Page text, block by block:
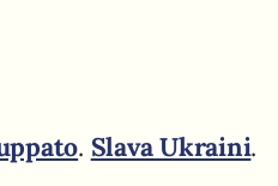
. Slava Ukraini.